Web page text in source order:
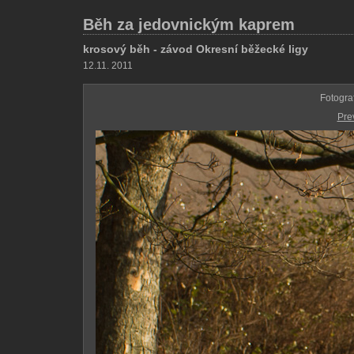
Běh za jedovnickým kaprem
krosový běh - závod Okresní běžecké ligy
12.11. 2011